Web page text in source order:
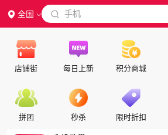
全国  手机
店铺街 每日上新 积分商城
拼团 秒杀 限时折扣
隐私政策
代理合作